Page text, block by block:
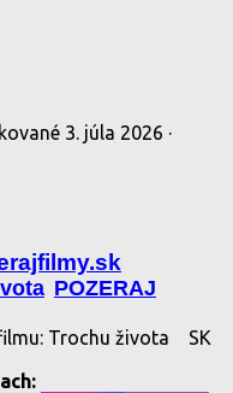
3. júla 2026 ·
POZERAJ
Trochu života
SK